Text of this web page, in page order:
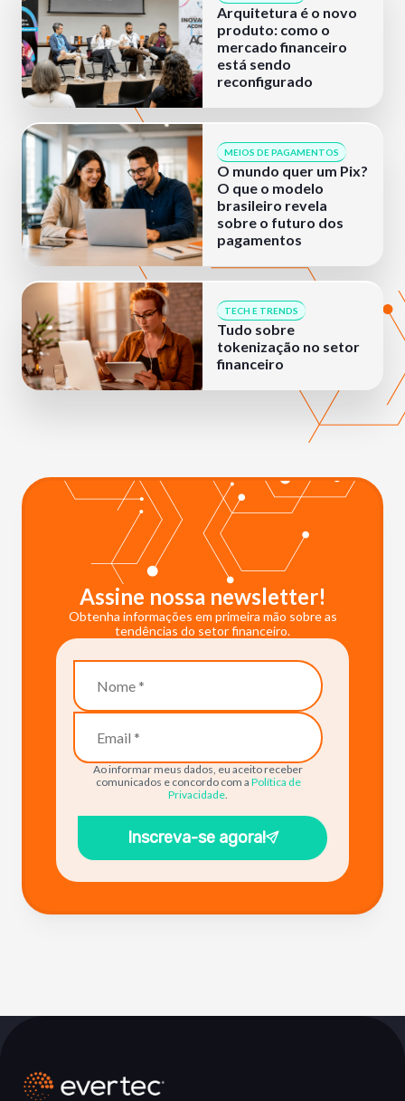
Arquitetura é o novo
produto: como o
mercado financeiro
está sendo
reconfigurado
MEIOS DE PAGAMENTOS
O mundo quer um Pix?
O que o modelo
brasileiro revela
sobre o futuro dos
pagamentos
TECH E TRENDS
Tudo sobre
tokenização no setor
financeiro
Assine nossa newsletter!
Obtenha informações em primeira mão sobre as
tendências do setor financeiro.
Ao informar meus dados, eu aceito receber
comunicados e concordo com a Política de
Privacidade.
Inscreva-se agora!